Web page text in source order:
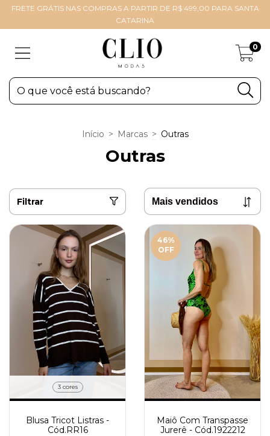
FRETE GRÁTIS NAS COMPRAS A PARTIR DE R$ 499,00 PARA SANTA
CATARINA
0
Início > Marcas > Outras
Outras
Filtrar
3 cores
Blusa Tricot Listras -
Cód.RR16
46%
OFF
Maiô Com Transpasse
Jurerê - Cód.1922212